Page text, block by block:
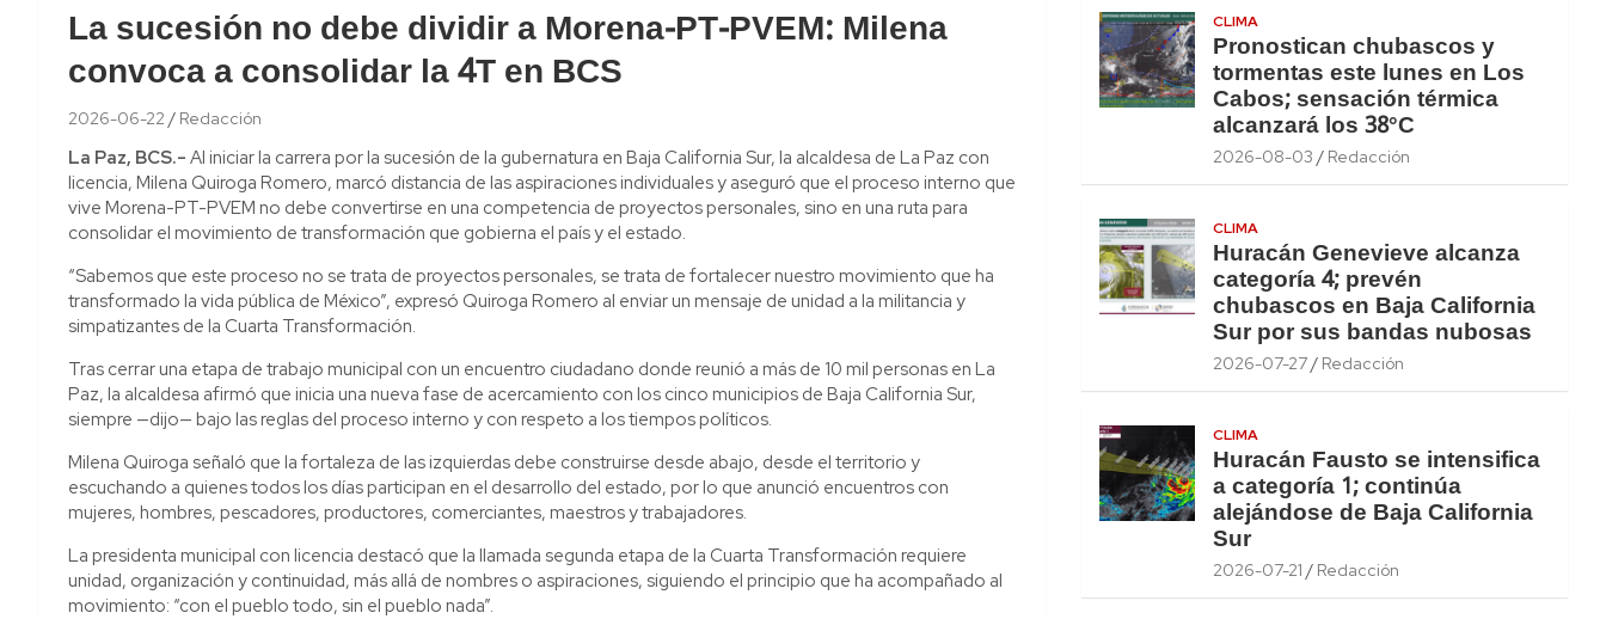
La sucesión no debe dividir a Morena-PT-PVEM: Milena
convoca a consolidar la 4T en BCS
2026-06-22 Redacción
La Paz, BCS.- Al iniciar la carrera por la sucesión de la gubernatura en Baja California Sur, la alcaldesa de La Paz con
licencia, Milena Quiroga Romero, marcó distancia de las aspiraciones individuales y aseguró que el proceso interno que
vive Morena-PT-PVEM no debe convertirse en una competencia de proyectos personales, sino en una ruta para
consolidar el movimiento de transformación que gobierna el país y el estado.
“Sabemos que este proceso no se trata de proyectos personales, se trata de fortalecer nuestro movimiento que ha
transformado la vida pública de México”, expresó Quiroga Romero al enviar un mensaje de unidad a la militancia y
simpatizantes de la Cuarta Transformación.
Tras cerrar una etapa de trabajo municipal con un encuentro ciudadano donde reunió a más de 10 mil personas en La
Paz, la alcaldesa afirmó que inicia una nueva fase de acercamiento con los cinco municipios de Baja California Sur,
siempre —dijo— bajo las reglas del proceso interno y con respeto a los tiempos políticos.
Milena Quiroga señaló que la fortaleza de las izquierdas debe construirse desde abajo, desde el territorio y
escuchando a quienes todos los días participan en el desarrollo del estado, por lo que anunció encuentros con
mujeres, hombres, pescadores, productores, comerciantes, maestros y trabajadores.
La presidenta municipal con licencia destacó que la llamada segunda etapa de la Cuarta Transformación requiere
unidad, organización y continuidad, más allá de nombres o aspiraciones, siguiendo el principio que ha acompañado al
movimiento: “con el pueblo todo, sin el pueblo nada”.
CLIMA
Pronostican chubascos y
tormentas este lunes en Los
Cabos; sensación térmica
alcanzará los 38°C
2026-08-03 Redacción
CLIMA
Huracán Genevieve alcanza
categoría 4; prevén
chubascos en Baja California
Sur por sus bandas nubosas
2026-07-27 Redacción
CLIMA
Huracán Fausto se intensifica
a categoría 1; continúa
alejándose de Baja California
Sur
2026-07-21 Redacción